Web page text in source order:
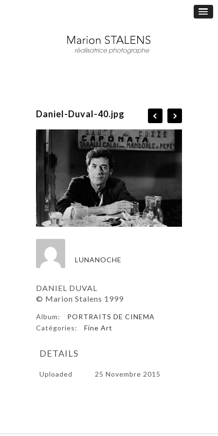
Daniel-Duval-40.jpg
LUNANOCHE
DANIEL DUVAL
© Marion Stalens 1999
Album:
PORTRAITS DE CINEMA
Catégories:
Fine Art
DETAILS
Uploaded 25 Novembre 2015